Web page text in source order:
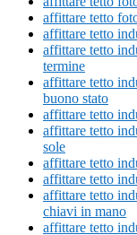
affittare tetto
affittare tetto
affittare tetto
termine
affittare tetto
buono stato
affittare tetto
affittare tetto
sole
affittare tetto
affittare tetto
affittare tetto
chiavi in mano
affittare tetto